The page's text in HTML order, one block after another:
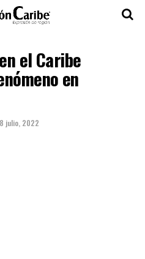
el Caribe
en
julio, 2022